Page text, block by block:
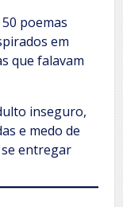
poemas
em
que falavam
inseguro,
e medo de
entregar